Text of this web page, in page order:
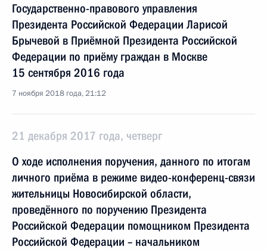
Государственно-правового управления
Президента Российской Федерации Ларисой
Брычевой в Приёмной Президента Российской
Федерации по приёму граждан в Москве
15 сентября 2016 года
7 ноября 2018 года, 21:12
21 декабря 2017 года, четверг
О ходе исполнения поручения, данного по итогам
личного приёма в режиме видео-конференц-связи
жительницы Новосибирской области,
проведённого по поручению Президента
Российской Федерации помощником Президента
Российской Федерации – начальником